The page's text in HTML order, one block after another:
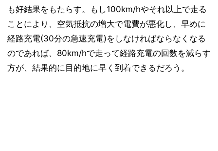
も好結果をもたらす。もし100km/hやそれ以上で走る
ことにより、空気抵抗の増大で電費が悪化し、早めに
経路充電(30分の急速充電)をしなければならなくなる
のであれば、80km/hで走って経路充電の回数を減らす
方が、結果的に目的地に早く到着できるだろう。